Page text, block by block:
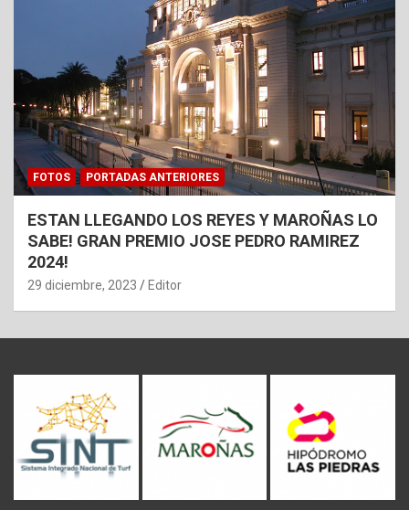
FOTOS PORTADAS ANTERIORES
ESTAN LLEGANDO LOS REYES Y MAROÑAS LO
SABE! GRAN PREMIO JOSE PEDRO RAMIREZ
2024!
29 diciembre, 2023 Editor